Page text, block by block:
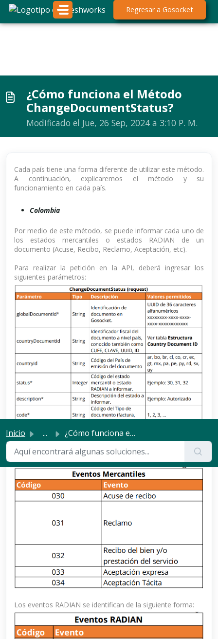
Saltar al contenido principal Regresar a Gosocket
Inicio ... ¿Cómo funciona el Método ChangeDocumentStatus?
¿Cómo funciona el Método
ChangeDocumentStatus?
Modificado el Jue, 26 Sep, 2024 a 3:10 P. M.
Cada país tiene una forma diferente de utilizar este método.
A continuación, explicaremos el método y su
funcionamiento en cada país.
Colombia
Por medio de este método, se puede informar cada uno de
los estados mercantiles o estados RADIAN de un
documento (Acuse, Recibo, Reclamo, Aceptación, etc).
Para realizar la petición en la API, deberá ingresar los
siguientes parámetros:
*Requerido
Los eventos mercantiles se identifican de la siguiente
forma:
Los eventos RADIAN se identifican de la siguiente forma: